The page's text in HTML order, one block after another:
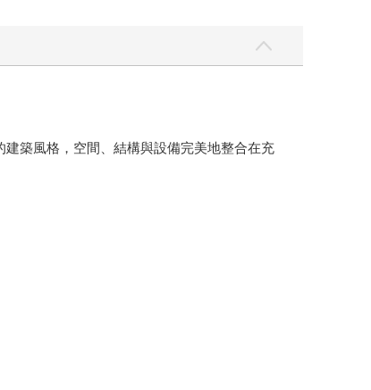
築風格，空間、結構與設備完美地整合在充